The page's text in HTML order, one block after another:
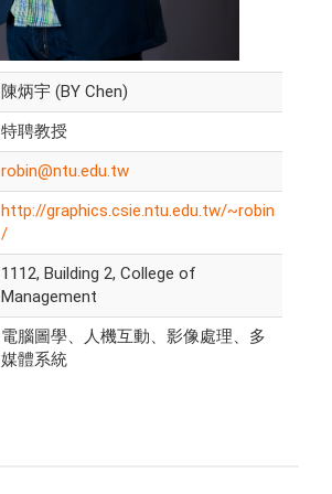
陳炳宇 (BY Chen)
特聘教授
robin@ntu.edu.tw
http://graphics.csie.ntu.edu.tw/~robin
/
1112, Building 2, College of
Management
電腦圖學、人機互動、影像處理、多
媒體系統